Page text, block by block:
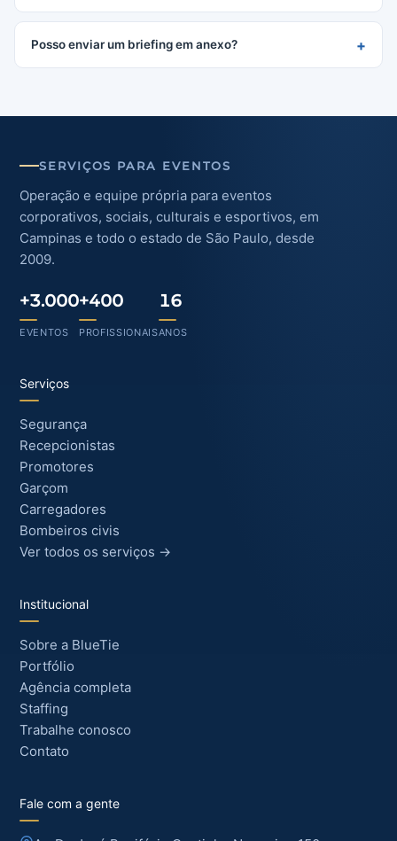
Posso enviar um briefing em anexo?
SERVIÇOS PARA EVENTOS
Operação e equipe própria para eventos
corporativos, sociais, culturais e esportivos, em
Campinas e todo o estado de São Paulo, desde
2009.
+3.000
EVENTOS
+400
PROFISSIONAIS
16
ANOS
Serviços
Segurança
Recepcionistas
Promotores
Garçom
Carregadores
Bombeiros civis
Ver todos os serviços →
Institucional
Sobre a BlueTie
Portfólio
Agência completa
Staffing
Trabalhe conosco
Contato
Fale com a gente